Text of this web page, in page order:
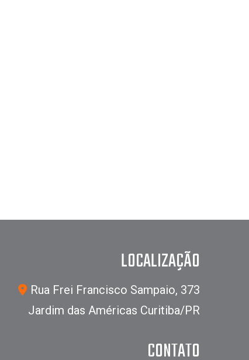
LOCALIZAÇÃO
Rua Frei Francisco Sampaio, 373
Jardim das Américas Curitiba/PR
CONTATO